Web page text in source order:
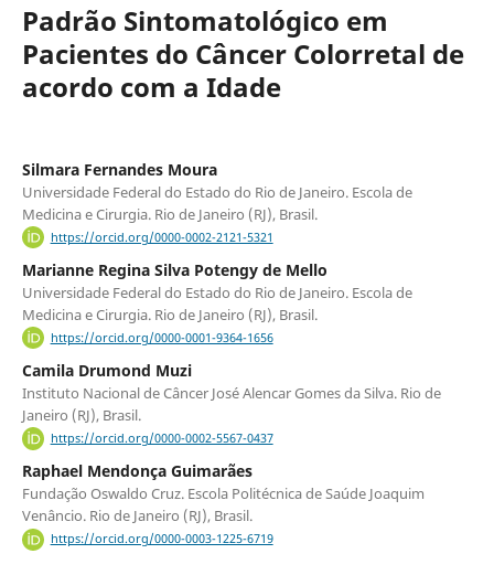
Padrão Sintomatológico em
Pacientes do Câncer Colorretal de
acordo com a Idade
Silmara Fernandes Moura
Universidade Federal do Estado do Rio de Janeiro. Escola de
Medicina e Cirurgia. Rio de Janeiro (RJ), Brasil.
https://orcid.org/0000-0002-2121-5321
Marianne Regina Silva Potengy de Mello
Universidade Federal do Estado do Rio de Janeiro. Escola de
Medicina e Cirurgia. Rio de Janeiro (RJ), Brasil.
https://orcid.org/0000-0001-9364-1656
Camila Drumond Muzi
Instituto Nacional de Câncer José Alencar Gomes da Silva. Rio de
Janeiro (RJ), Brasil.
https://orcid.org/0000-0002-5567-0437
Raphael Mendonça Guimarães
Fundação Oswaldo Cruz. Escola Politécnica de Saúde Joaquim
Venâncio. Rio de Janeiro (RJ), Brasil.
https://orcid.org/0000-0003-1225-6719